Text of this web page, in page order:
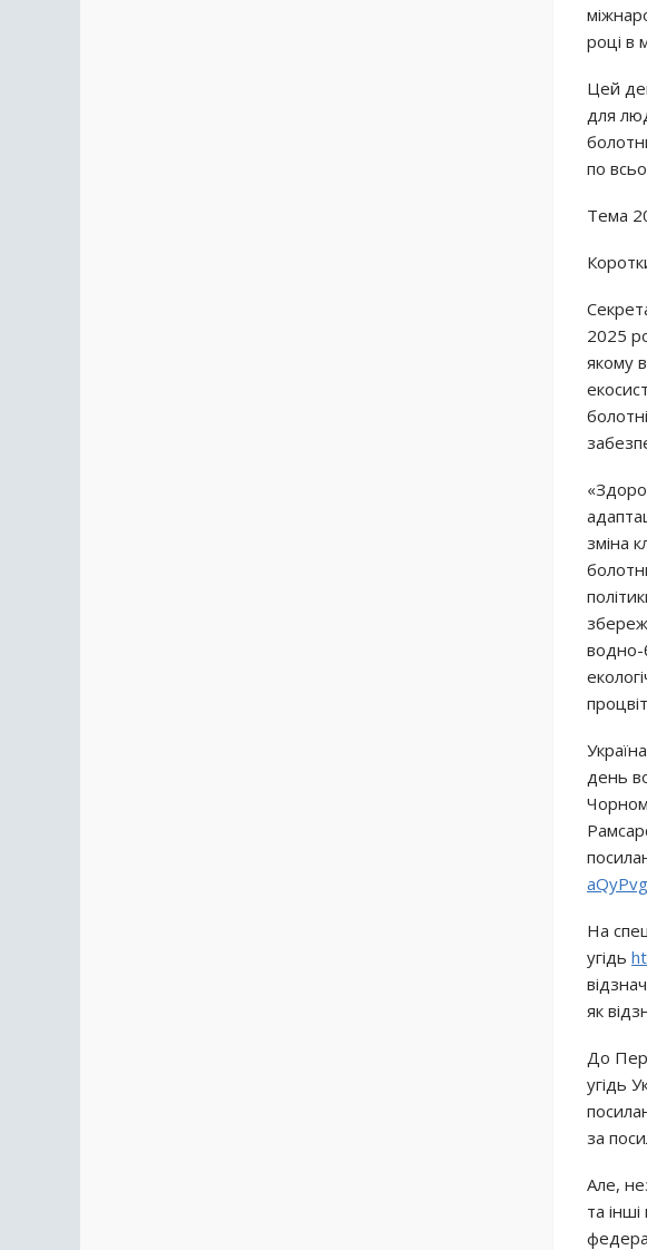
році в
Цей
для
по
Тема
2025
якому
зміна
водно-
день
На
угідь
як
До
угідь
за
Але,
та